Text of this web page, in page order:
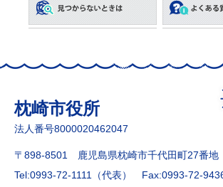
枕崎市役所
法人番号8000020462047
〒898-8501 鹿児島県枕崎市千代田町27番地
Tel:0993-72-1111（代表）
Fax:0993-72-